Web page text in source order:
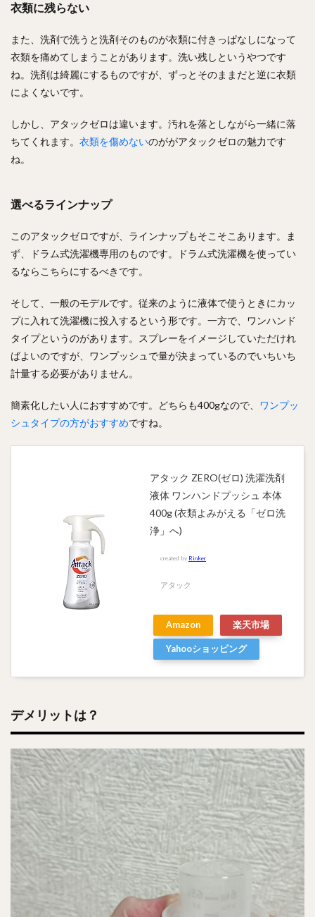
衣類に残らない
また、洗剤で洗うと洗剤そのものが衣類に付きっぱなしになって
衣類を痛めてしまうことがあります。洗い残しというやつです
ね。洗剤は綺麗にするものですが、ずっとそのままだと逆に衣類
によくないです。
しかし、アタックゼロは違います。汚れを落としながら一緒に落
ちてくれます。 衣類を傷めないのががアタックゼロの魅力です
ね。
選べるラインナップ
このアタックゼロですが、ラインナップもそこそこあります。ま
ず、ドラム式洗濯機専用のものです。ドラム式洗濯機を使ってい
るならこちらにするべきです。
そして、一般のモデルです。従来のように液体で使うときにカッ
プに入れて洗濯機に投入するという形です。一方で、ワンハンド
タイプというのがあります。スプレーをイメージしていただけれ
ばよいのですが、ワンプッシュで量が決まっているのでいちいち
計量する必要がありません。
簡素化したい人におすすめです。どちらも400gなので、 ワンプッ
シュタイプの方がおすすめですね。
アタック ZERO(ゼロ) 洗濯洗剤
液体 ワンハンドプッシュ 本体
400g (衣類よみがえる「ゼロ洗
浄」へ)
created by Rinker
アタック
Amazon 楽天市場
Yahooショッピング
デメリットは？